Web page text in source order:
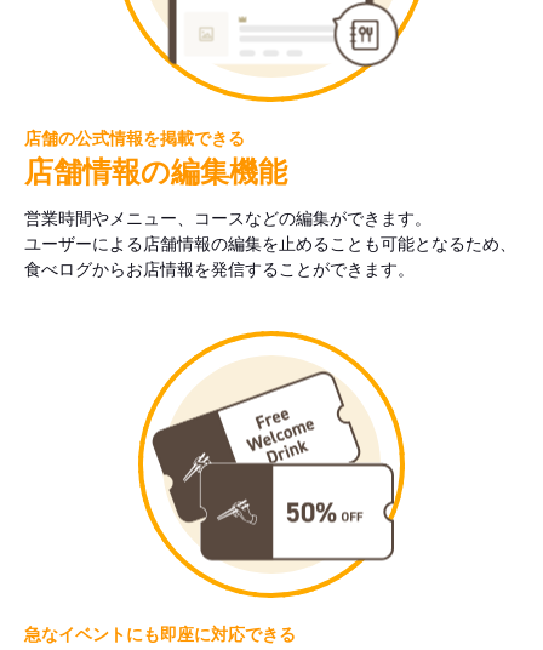
店舗の公式情報を掲載できる
店舗情報の編集機能
営業時間やメニュー、コースなどの編集ができます。
ユーザーによる店舗情報の編集を止めることも可能となるため、
食べログからお店情報を発信することができます。
急なイベントにも即座に対応できる